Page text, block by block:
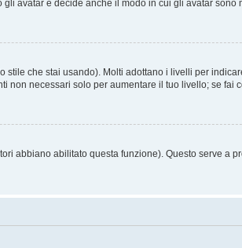
avatar e decide anche il modo in cui gli avatar sono
che stai usando). Molti adottano i livelli per
non necessari solo per aumentare il tuo livello; se fai
abbiano abilitato questa funzione). Questo serve a